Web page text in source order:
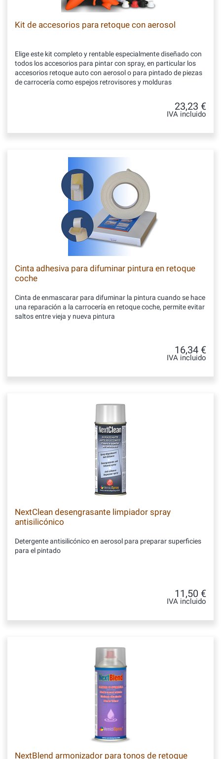
Kit de accesorios para retoque con aerosol
Elige este kit completo y rentable especialmente diseñado con
todos los accesorios para pintar con spray, en particular los
accesorios retoque auto con aerosol o para pintado de piezas
de carrocería como espejos retrovisores y molduras
23,23 €
IVA incluido
Cinta adhesiva para difuminar pintura en retoque
coche
Cinta de enmascarar para difuminar la pintura cuando se hace
una reparación a la carrocería en retoque coche, permite evitar
saltos entre vieja y nueva pintura
16,34 €
IVA incluido
NextClean desengrasante limpiador spray
antisilicónico
Detergente antisilicónico en aerosol para preparar superficies
para el pintado
11,50 €
IVA incluido
NextBlend armonizador para tonos de retoque